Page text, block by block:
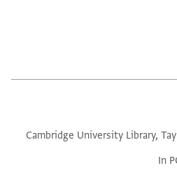
Cambridge University Library,
In